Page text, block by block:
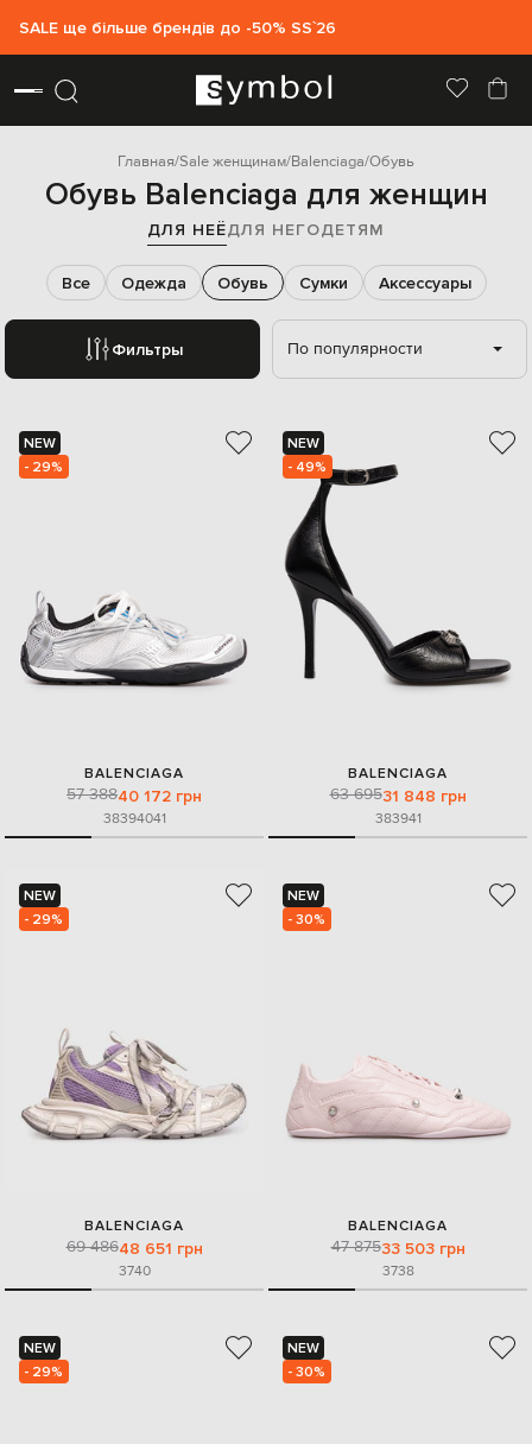
SALE ще більше брендів до -50% SS`26
Главная Sale женщинам Balenciaga Обувь
Обувь Balenciaga для женщин
ДЛЯ НЕЁДЛЯ НЕГОДЕТЯМ
Фильтры
Все Одежда Обувь Сумки Аксессуары
По популярности
NEW
- 29%
BALENCIAGA
57 38840 172 грн
38394041
NEW
- 49%
BALENCIAGA
63 69531 848 грн
383941
NEW
- 29%
BALENCIAGA
69 48648 651 грн
3740
NEW
- 30%
BALENCIAGA
47 87533 503 грн
3738
NEW
- 29%
NEW
- 30%